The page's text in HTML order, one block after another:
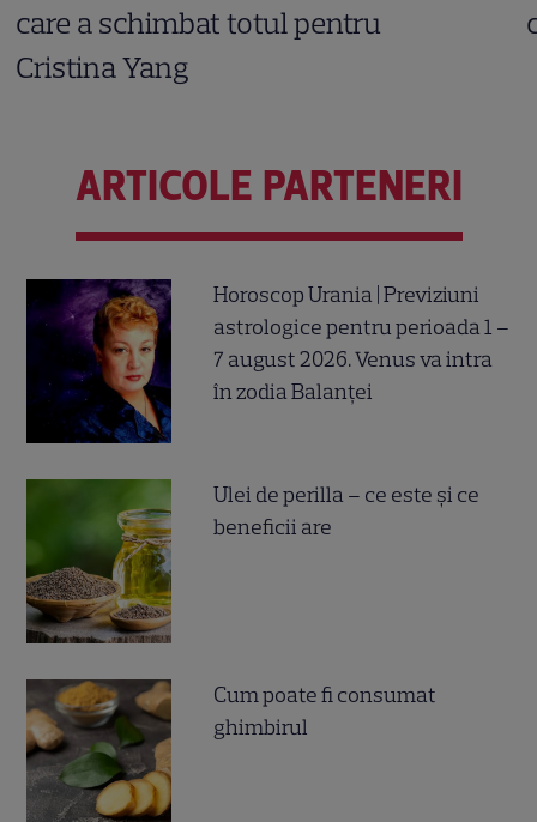
care a schimbat totul pentru
Cristina Yang
ARTICOLE PARTENERI
Horoscop Urania | Previziuni
astrologice pentru perioada 1 –
7 august 2026. Venus va intra
în zodia Balanței
Ulei de perilla – ce este și ce
beneficii are
Cum poate fi consumat
ghimbirul